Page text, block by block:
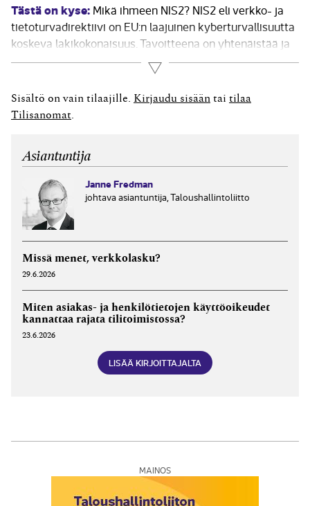
Tästä on kyse: Mikä ihmeen NIS2? NIS2 eli verkko- ja
tietoturvadirektiivi on EU:n laajuinen kyberturvallisuutta
koskeva lakikokonaisuus. Tavoitteena on yhtenäistää ja
parantaa EU:n kyberturvallisuuden yleistä tasoa. NIS2
korvaa aiemman NIS-direktiivin laajentaen sen
soveltamisalaa ja vaatimuksia. Eräs asiantuntija kiteytti
direktiivin tavoitteet ja merkityksen osuvasti:...
Lue lisää
Sisältö on vain tilaajille. Kirjaudu sisään tai tilaa
Tilisanomat
Asiantuntija
Janne Fredman
johtava asiantuntija, Taloushallintoliitto
Missä menet, verkkolasku?
29.6.2026
Miten asiakas- ja henkilötietojen käyttöoikeudet
kannattaa rajata tilitoimistossa?
23.6.2026
LISÄÄ KIRJOITTAJALTA
MAINOS